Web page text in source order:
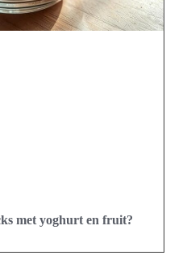
met yoghurt en fruit?